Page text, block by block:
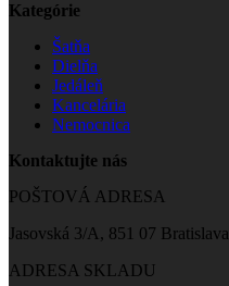
Kategórie
Šatňa
Dielňa
Jedáleň
Kancelária
Nemocnica
Kontaktujte nás
POŠTOVÁ ADRESA
Jasovská 3/A, 851 07 Bratislava
ADRESA SKLADU